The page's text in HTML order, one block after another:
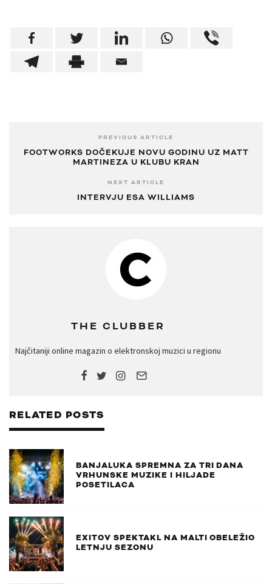
PREVIOUS ARTICLE
FOOTWORKS DOČEKUJE NOVU GODINU UZ MATT
MARTINEZA U KLUBU KRAN
NEXT ARTICLE
INTERVJU ESA WILLIAMS
THE CLUBBER
Najčitaniji online magazin o elektronskoj muzici u regionu
RELATED POSTS
BANJALUKA SPREMNA ZA TRI DANA
VRHUNSKE MUZIKE I HILJADE
POSETILACA
EXITOV SPEKTAKL NA MALTI OBELEŽIO
LETNJU SEZONU